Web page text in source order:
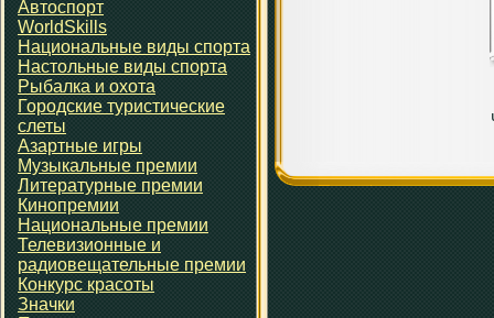
Автоспорт
WorldSkills
Национальные виды спорта
Настольные виды спорта
Рыбалка и охота
Городские туристические
слеты
Азартные игры
Музыкальные премии
Литературные премии
Кинопремии
Национальные премии
Телевизионные и
радиовещательные премии
Конкурс красоты
Значки